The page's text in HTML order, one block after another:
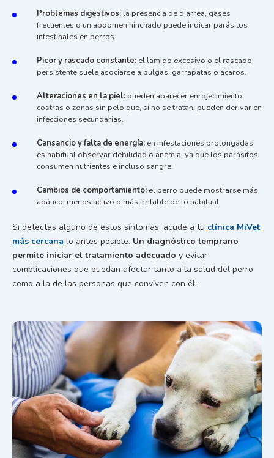
Problemas digestivos: la presencia de diarrea, gases
frecuentes o un abdomen hinchado puede indicar parásitos
intestinales en perros.
Picor y rascado constante: el lamido excesivo o el rascado
persistente suele asociarse a pulgas, garrapatas o ácaros.
Alteraciones en la piel: pueden aparecer enrojecimiento,
costras o zonas sin pelo que, si no se tratan, pueden derivar en
infecciones secundarias.
Cansancio y falta de energía: en infestaciones prolongadas
es habitual observar debilidad o anemia, ya que los parásitos
consumen nutrientes e incluso sangre.
Cambios de comportamiento: el perro puede mostrarse más
apático, menos activo o más irritable de lo habitual.
Si detectas alguno de estos síntomas, acude a tu clínica MiVet
más cercana lo antes posible. Un diagnóstico temprano
permite iniciar el tratamiento adecuado y evitar
complicaciones que puedan afectar tanto a la salud del perro
como a la de las personas que conviven con él.